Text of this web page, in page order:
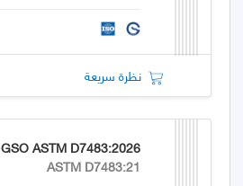
نظرة سريعة
GSO ASTM D7483:2026
ASTM D7483:21